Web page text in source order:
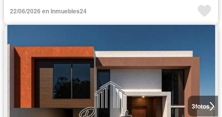
22/06/2026 en Inmuebles24
3fotos